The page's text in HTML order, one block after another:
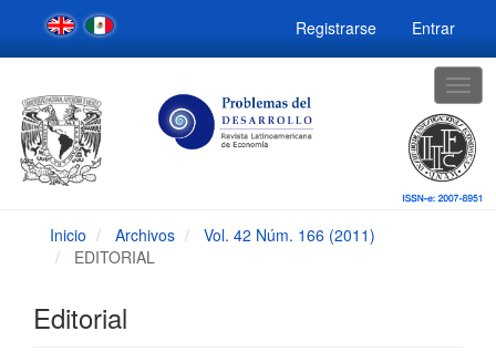
Navegación
principal
Contenido
Barra
lateral
Registrarse Entrar
Inicio Archivos
Vol. 42 Núm. 166 (2011)
EDITORIAL
Editorial